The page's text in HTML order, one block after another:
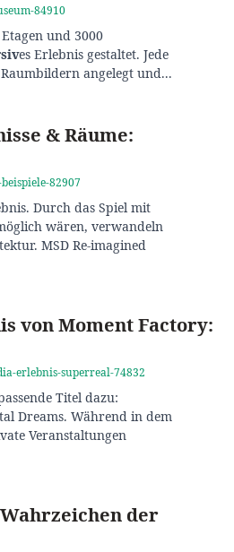
84910
und 3000
es Erlebnis gestaltet. Jede
angelegt und...
& Räume:
82907
Durch das Spiel mit
wären, verwandeln
MSD Re-imagined
von Moment Factory:
erlebnis-superreal-74832
Titel dazu:
Dreams. Während in dem
Veranstaltungen
der